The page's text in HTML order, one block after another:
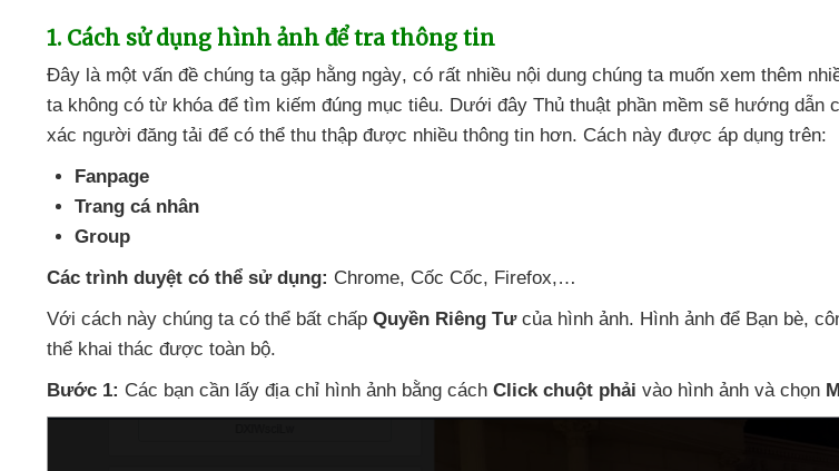
1. Cách sử dụng hình ảnh để tra thông tin
Đây là một vấn đề chúng ta gặp hằng ngày, có rất nhiều nội dung chúng ta muốn xem thêm
ta không có từ khóa để tìm kiếm đúng mục tiêu. Dưới đây Thủ thuật phần mềm sẽ hướng dẫn
xác người đăng tải để có thể thu thập được nhiều thông tin hơn. Cách này được áp dụng trên:
Fanpage
Trang cá nhân
Group
Các trình duyệt có thể sử dụng: Chrome, Cốc Cốc, Firefox,…
Với cách này chúng ta có thể bất chấp Quyền Riêng Tư của hình ảnh. Hình ảnh để Bạn bè,
thể khai thác được toàn bộ.
Bước 1: Các bạn cần lấy địa chỉ hình ảnh bằng cách Click chuột phải vào hình ảnh và chọn